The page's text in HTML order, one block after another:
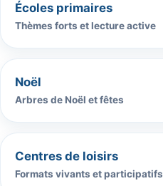
Écoles primaires
Thèmes forts et lecture active
Noël
Arbres de Noël et fêtes
Centres de loisirs
Formats vivants et participatifs